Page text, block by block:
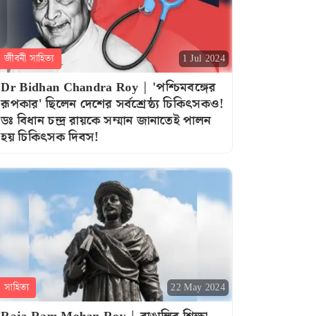
জীবনী সাহিত্য 1 Jul 2024
Dr Bidhan Chandra Roy | 'পশ্চিমবঙ্গের
রূপকার' ছিলেন দেশের সর্বশ্রেষ্ঠ্য চিকিৎসকও!
ডঃ বিধান চন্দ্র রায়কে সম্মান জানাতেই পালন
হয় চিকিৎসক দিবস!
সাহিত্য 22 May 2024